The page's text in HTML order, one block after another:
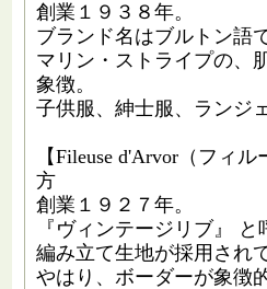
創業１９３８年。
ブランド名はブルトン語
マリン・ストライプの、
象徴。
子供服、紳士服、ランジ
【Fileuse d'Arvor （フィ
方
創業１９２７年。
『ヴィンテージリブ』
編み立て生地が採用され
やはり、ボーダーが象徴